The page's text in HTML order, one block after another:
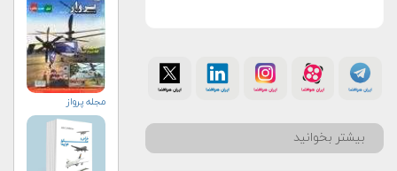
بیشتر بخوانید
مجله پرواز